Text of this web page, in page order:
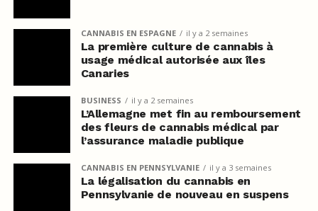
CANNABIS EN ESPAGNE il y a 2 semaines
La première culture de cannabis à
usage médical autorisée aux îles
Canaries
BUSINESS il y a 2 semaines
L’Allemagne met fin au remboursement
des fleurs de cannabis médical par
l’assurance maladie publique
CANNABIS EN PENNSYLVANIE il y a 3 semaines
La légalisation du cannabis en
Pennsylvanie de nouveau en suspens